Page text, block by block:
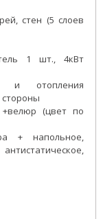
стен (5 слоев
1 шт., 4кВт
и отопления
стороны
(цвет по
+ напольное,